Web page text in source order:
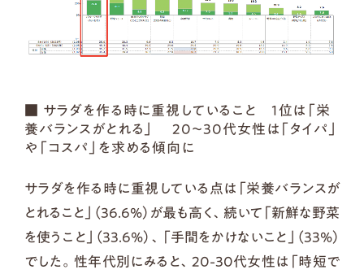
■ サラダを作る時に重視していること 1位は「栄
養バランスがとれる」 20～30代女性は「タイパ」
や「コスパ」を求める傾向に
サラダを作る時に重視している点は「栄養バランスが
とれること」（36.6%）が最も高く、続いて「新鮮な野菜
を使うこと」（33.6%）、「手間をかけないこと」（33%）
でした。性年代別にみると、20-30代女性は「時短で